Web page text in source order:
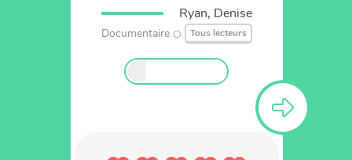
Ryan, Denise
Documentaire Tous lecteurs